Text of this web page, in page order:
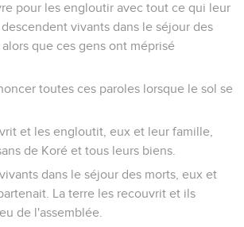
pour les engloutir avec tout ce qui leur
vivants dans le séjour des
que ces gens ont méprisé
toutes ces paroles lorsque le sol se
et les engloutit, eux et leur famille,
de Koré et tous leurs biens.
dans le séjour des morts, eux et
La terre les recouvrit et ils
de l'assemblée.